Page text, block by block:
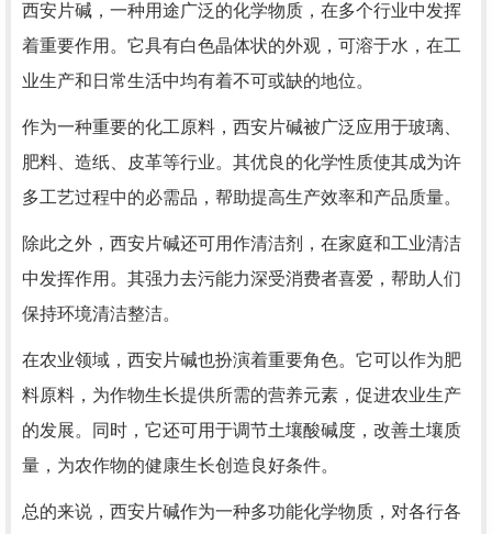
西安片碱，一种用途广泛的化学物质，在多个行业中发挥
着重要作用。它具有白色晶体状的外观，可溶于水，在工
业生产和日常生活中均有着不可或缺的地位。
作为一种重要的化工原料，西安片碱被广泛应用于玻璃、
肥料、造纸、皮革等行业。其优良的化学性质使其成为许
多工艺过程中的必需品，帮助提高生产效率和产品质量。
除此之外，西安片碱还可用作清洁剂，在家庭和工业清洁
中发挥作用。其强力去污能力深受消费者喜爱，帮助人们
保持环境清洁整洁。
在农业领域，西安片碱也扮演着重要角色。它可以作为肥
料原料，为作物生长提供所需的营养元素，促进农业生产
的发展。同时，它还可用于调节土壤酸碱度，改善土壤质
量，为农作物的健康生长创造良好条件。
总的来说，西安片碱作为一种多功能化学物质，对各行各